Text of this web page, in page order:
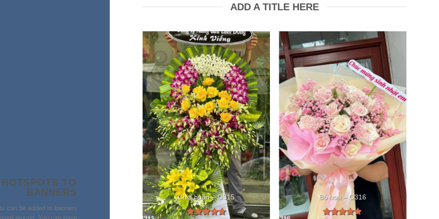
TO
BANNERS
can be added to banners
ADD A TITLE HERE
Chia buồn – G315 Bó hoa – G316
Chia buồn – G322